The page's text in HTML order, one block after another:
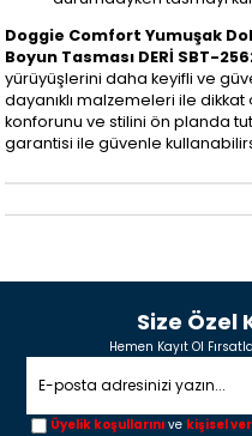
Doggie Comfort Yumuşak
Boyun Tasması DERİ SBT-
yürüyüşlerini daha keyifli ve
dayanıklı malzemeleri ile dikkat
konforunu ve stilini ön planda
garantisi ile güvenle
Size
Hemen Kayıt Ol
Üyelik koşullarını ve kişisel